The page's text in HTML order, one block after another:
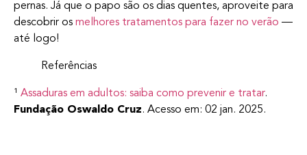
pernas. Já que o papo são os dias quentes, aproveite para
descobrir os melhores tratamentos para fazer no verão —
até logo!
Referências
¹ Assaduras em adultos: saiba como prevenir e tratar.
Fundação Oswaldo Cruz. Acesso em: 02 jan. 2025.‌